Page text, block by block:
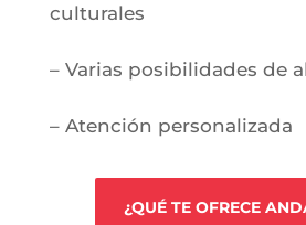
culturales
– Varias posibilidades de
– Atención personalizada
¿QUÉ TE OFRECE